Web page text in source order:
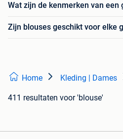
Wat zijn de kenmerken van een
Zijn blouses geschikt voor elke
Home Kleding | Dames
411 resultaten voor 'blouse'